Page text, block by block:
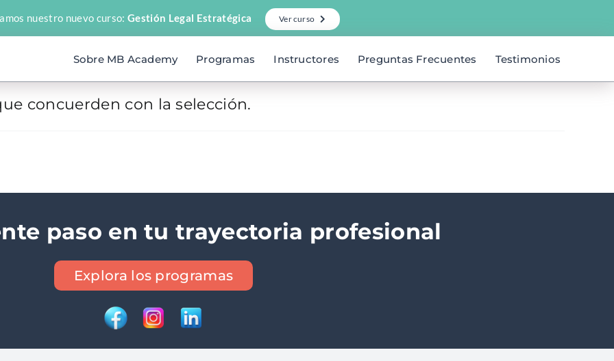
nuestro nuevo curso: Gestión Legal Estratégica Ver curso
Sobre MB Academy Programas Instructores Preguntas Frecuentes Testimonios
concuerden con la selección.
paso en tu trayectoria profesional
Explora los programas